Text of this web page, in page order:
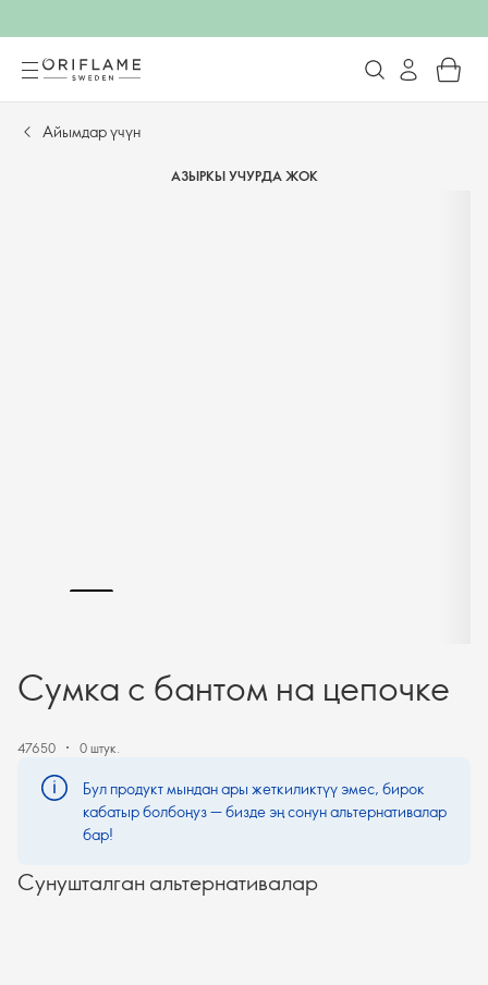
Айымдар үчүн
АЗЫРКЫ УЧУРДА ЖОК
Сумка с бантом на цепочке
47650 0 штук.
Бул продукт мындан ары жеткиликтүү эмес, бирок
кабатыр болбоңуз — бизде эң сонун альтернативалар
бар!
Сунушталган альтернативалар